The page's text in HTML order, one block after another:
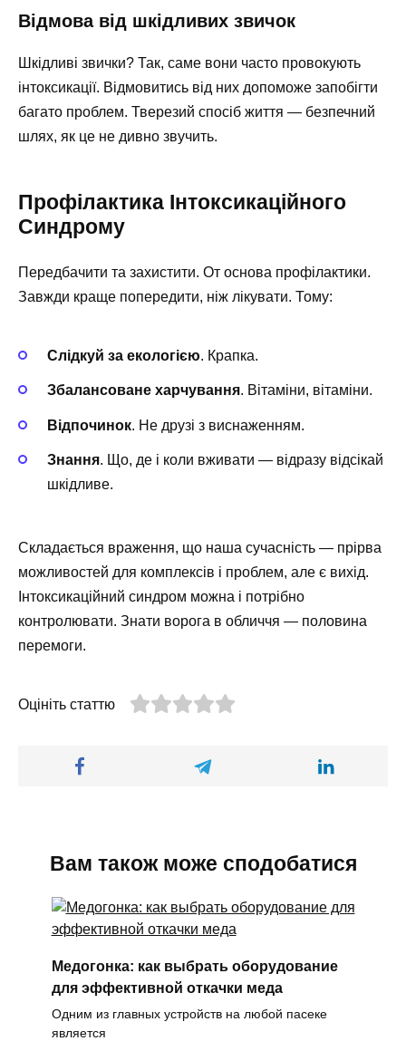
Відмова від шкідливих звичок
Шкідливі звички? Так, саме вони часто провокують
інтоксикації. Відмовитись від них допоможе запобігти
багато проблем. Тверезий спосіб життя — безпечний
шлях, як це не дивно звучить.
Профілактика Інтоксикаційного
Синдрому
Передбачити та захистити. От основа профілактики.
Завжди краще попередити, ніж лікувати. Тому:
Слідкуй за екологією. Крапка.
Збалансоване харчування. Вітаміни, вітаміни.
Відпочинок. Не друзі з виснаженням.
Знання. Що, де і коли вживати — відразу відсікай
шкідливе.
Складається враження, що наша сучасність — прірва
можливостей для комплексів і проблем, але є вихід.
Інтоксикаційний синдром можна і потрібно
контролювати. Знати ворога в обличчя — половина
перемоги.
Оцініть статтю
Вам також може сподобатися
Медогонка: как выбрать оборудование
для эффективной откачки меда
Одним из главных устройств на любой пасеке
является